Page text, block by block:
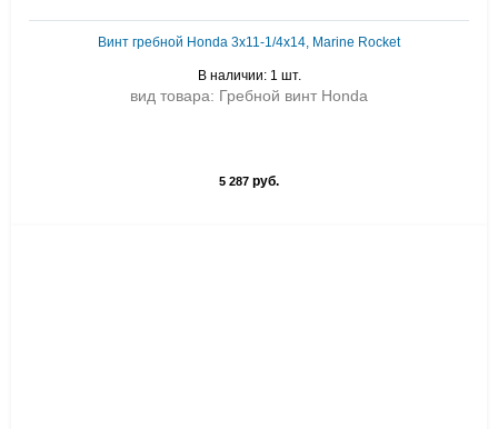
Винт гребной Honda 3x11-1/4x14, Marine Rocket
В наличии: 1 шт.
вид товара: Гребной винт Honda
5 287 руб.